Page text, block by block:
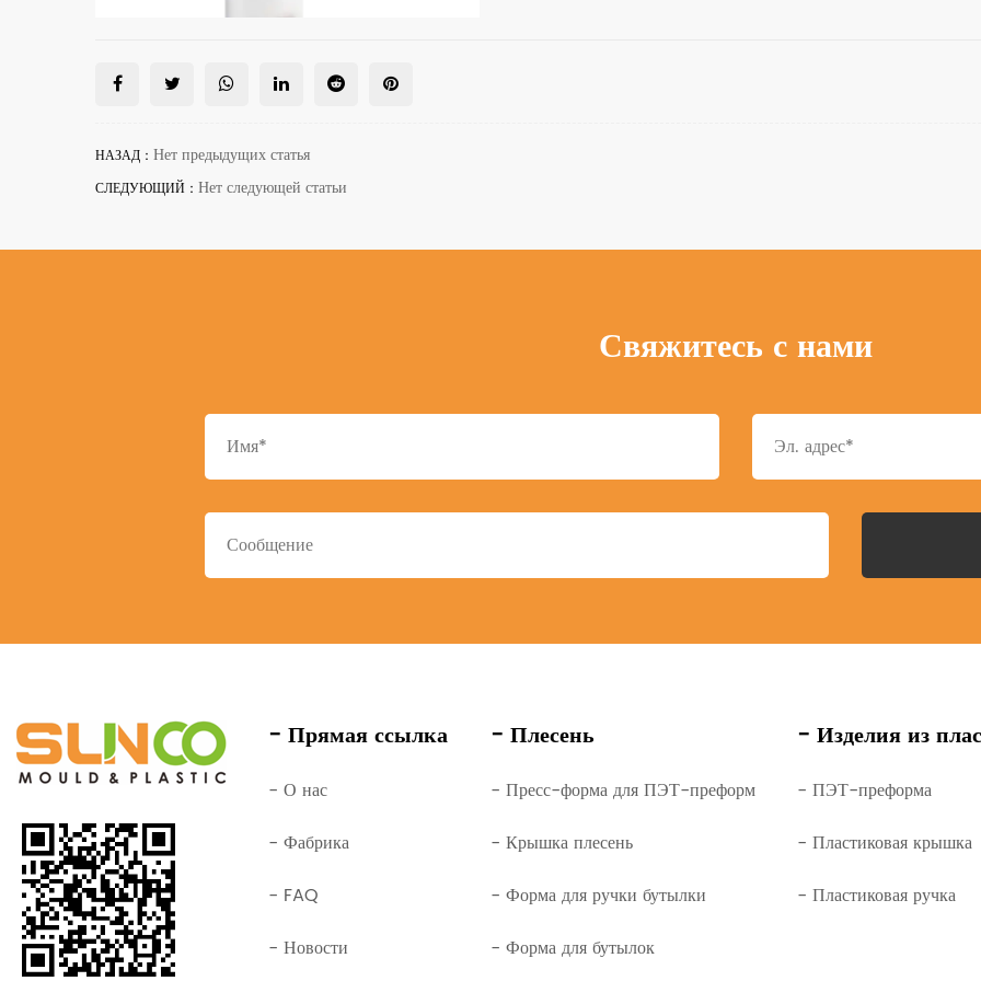
НАЗАД： Нет предыдущих статья
СЛЕДУЮЩИЙ： Нет следующей статьи
Свяжитесь с нами
- Прямая ссылка
- О нас
- Фабрика
- FAQ
- Новости
- Плесень
- Пресс-форма для ПЭТ-преформ
- Крышка плесень
- Форма для ручки бутылки
- Форма для бутылок
- Изделия из
- ПЭТ-преформа
- Пластиковая крышка
- Пластиковая ручка